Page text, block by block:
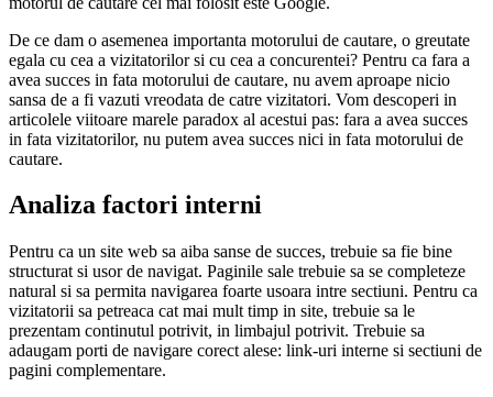
De ce dam o asemenea importanta motorului de cautare, o greutate
egala cu cea a vizitatorilor si cu cea a concurentei? Pentru ca fara a
avea succes in fata motorului de cautare, nu avem aproape nicio
sansa de a fi vazuti vreodata de catre vizitatori. Vom descoperi in
articolele viitoare marele paradox al acestui pas: fara a avea succes
in fata vizitatorilor, nu putem avea succes nici in fata motorului de
cautare.
Analiza factori interni
Pentru ca un site web sa aiba sanse de succes, trebuie sa fie bine
structurat si usor de navigat. Paginile sale trebuie sa se completeze
natural si sa permita navigarea foarte usoara intre sectiuni. Pentru ca
vizitatorii sa petreaca cat mai mult timp in site, trebuie sa le
prezentam continutul potrivit, in limbajul potrivit. Trebuie sa
adaugam porti de navigare corect alese: link-uri interne si sectiuni de
pagini complementare.